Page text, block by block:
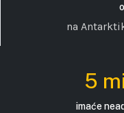
na
5
imaće